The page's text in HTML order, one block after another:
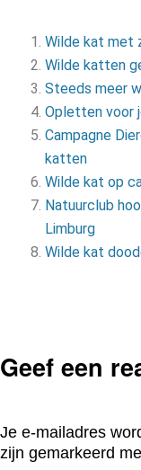
Wilde kat met
Wilde katten
Steeds meer
Opletten voor
Campagne
katten
Wilde kat op
Natuurclub
Limburg
Wilde kat
Geef een
Je e-mailadres
zijn gemarkeerd